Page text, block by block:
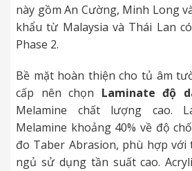
này gồm An Cường, Minh Long
khẩu từ Malaysia và Thái Lan
Phase 2.
Bề mặt hoàn thiện cho tủ âm
cấp nên chọn Laminate độ
Melamine chất lượng cao.
Melamine khoảng 40% về độ
đo Taber Abrasion, phù hợp
ngủ sử dụng tần suất cao.